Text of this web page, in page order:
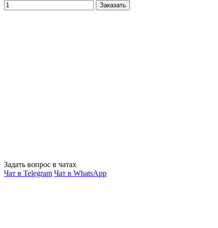
Заказать
Задать вопрос в чатах
Чат в Telegram Чат в WhatsApp